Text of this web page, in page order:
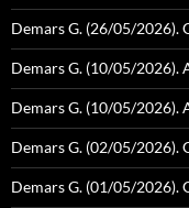
Demars G. (26/05/2026).
Demars G. (10/05/2026).
Demars G. (10/05/2026).
Demars G. (02/05/2026).
Demars G. (01/05/2026).